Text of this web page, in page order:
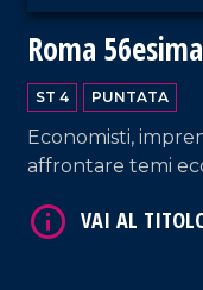
Roma
ST 4 PUNTATA
Economisti,
affrontare temi
VAI AL TITOLO